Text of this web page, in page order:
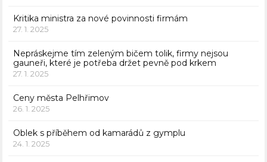
Kritika ministra za nové povinnosti firmám
27. 1. 2025
Nepráskejme tím zeleným bičem tolik, firmy nejsou
gauneři, které je potřeba držet pevně pod krkem
27. 1. 2025
Ceny města Pelhřimov
26. 1. 2025
Oblek s příběhem od kamarádů z gymplu
24. 1. 2025